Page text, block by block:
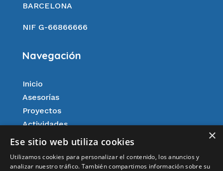
BARCELONA
NIF G-66866666
Navegación
Inicio
Asesorías
Proyectos
Actividades
Agenda
Aspectos legales
×
Ese sitio web utiliza cookies
Utilizamos cookies para personalizar el contenido, los anuncios y
analizar nuestro tráfico. También compartimos información sobre su